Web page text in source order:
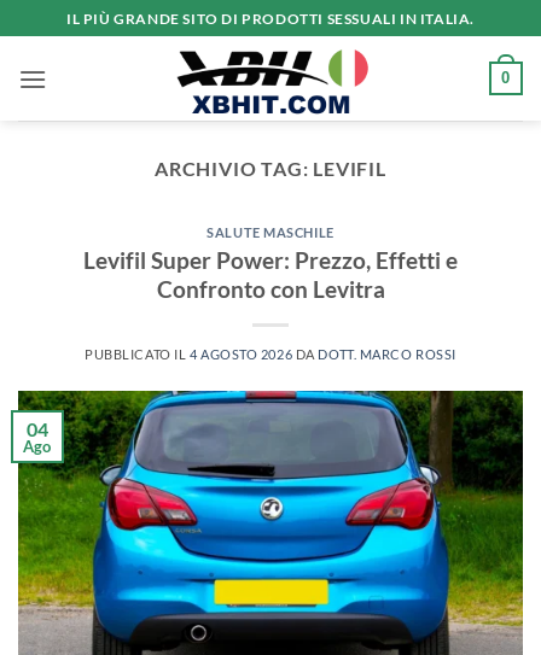
ai
contenuti
IL PIÙ GRANDE SITO DI PRODOTTI SESSUALI IN ITALIA.
0
ARCHIVIO TAG: LEVIFIL
SALUTE MASCHILE
Levifil Super Power: Prezzo, Effetti e
Confronto con Levitra
PUBBLICATO IL 4 AGOSTO 2026 DA DOTT. MARCO ROSSI
04
Ago